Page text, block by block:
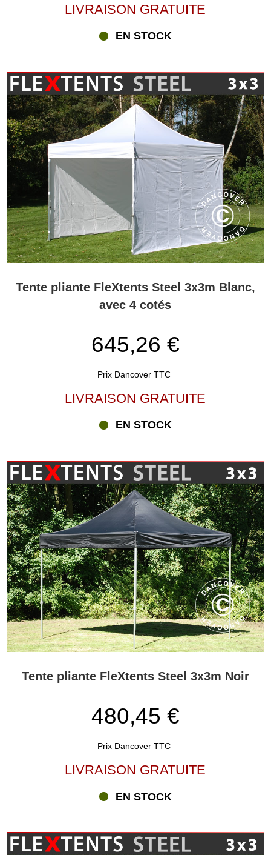
LIVRAISON GRATUITE
EN STOCK
Tente pliante FleXtents Steel 3x3m Blanc,
avec 4 cotés
645,26 €
Prix Dancover TTC
LIVRAISON GRATUITE
EN STOCK
Tente pliante FleXtents Steel 3x3m Noir
480,45 €
Prix Dancover TTC
LIVRAISON GRATUITE
EN STOCK